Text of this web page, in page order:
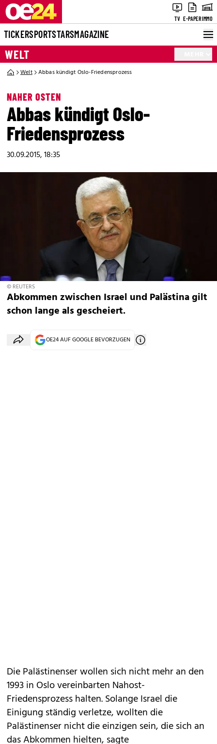
TV E-PAPERIMMO
TICKERSPORTSTARSMAGAZINE
WELT
Welt Abbas kündigt Oslo-Friedensprozess
NAHER OSTEN
Abbas kündigt Oslo-
Friedensprozess
30.09.2015, 18:35
© REUTERS
Abkommen zwischen Israel und Palästina gilt
schon lange als gescheiert.
OE24 AUF GOOGLE BEVORZUGEN
Die Palästinenser wollen sich nicht mehr an den
1993 in Oslo vereinbarten Nahost-
Friedensprozess halten. Solange Israel die
Einigung ständig verletze, wollten die
Palästinenser nicht die einzigen sein, die sich an
das Abkommen hielten, sagte